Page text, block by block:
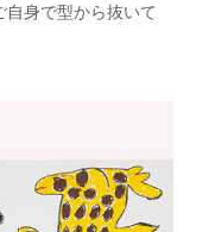
身で型から抜いて